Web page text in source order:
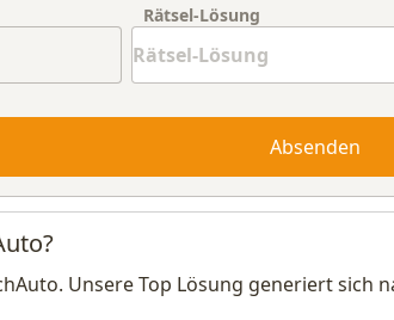
Rätsel-Lösung
Absenden
Unsere Top Lösung generiert sich